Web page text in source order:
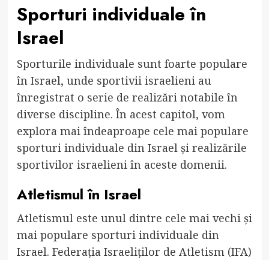
Sporturi individuale în
Israel
Sporturile individuale sunt foarte populare
în Israel, unde sportivii israelieni au
înregistrat o serie de realizări notabile în
diverse discipline. În acest capitol, vom
explora mai îndeaproape cele mai populare
sporturi individuale din Israel și realizările
sportivilor israelieni în aceste domenii.
Atletismul în Israel
Atletismul este unul dintre cele mai vechi și
mai populare sporturi individuale din
Israel. Federația Israeliților de Atletism (IFA)